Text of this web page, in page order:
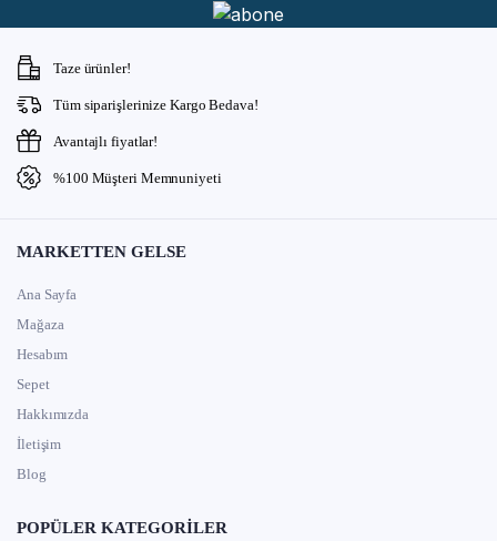
Taze ürünler!
Tüm siparişlerinize Kargo Bedava!
Avantajlı fiyatlar!
%100 Müşteri Memnuniyeti
MARKETTEN GELSE
Ana Sayfa
Mağaza
Hesabım
Sepet
Hakkımızda
İletişim
Blog
POPÜLER KATEGORILER